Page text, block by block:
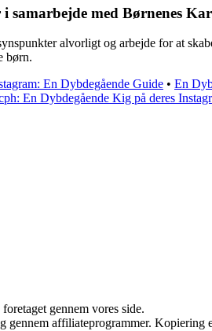
samarbejde med Børnenes
alvorligt og arbejde for at
børn.
En Dybdegående Guide • En
En Dybdegående Kig på deres
gennem vores side.
affiliateprogrammer.